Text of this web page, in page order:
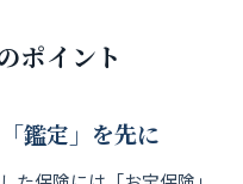
ポイント
鑑定」を先に